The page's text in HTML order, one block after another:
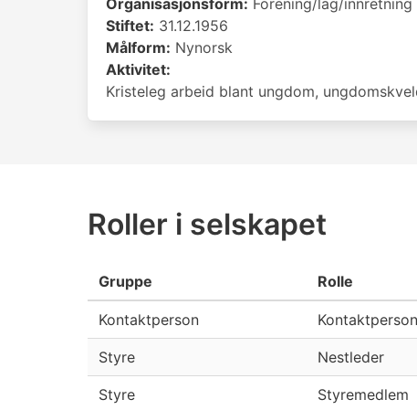
Organisasjonsform: Forening/lag/innretning
Stiftet: 31.12.1956
Målform: Nynorsk
Aktivitet:
Kristeleg arbeid blant ungdom,
Roller i selskapet
Gruppe Rolle
Kontaktperson Kontaktperson
Styre Nestleder
Styre Styremedlem